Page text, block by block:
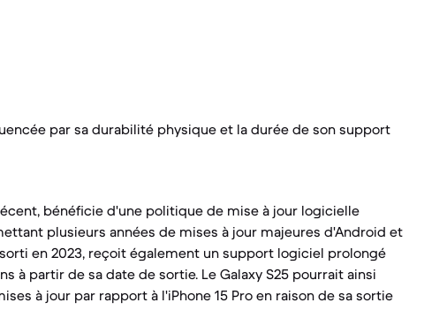
par sa durabilité physique et la durée de son support
bénéficie d'une politique de mise à jour logicielle
plusieurs années de mises à jour majeures d'Android et
en 2023, reçoit également un support logiciel prolongé
à partir de sa date de sortie. Le Galaxy S25 pourrait ainsi
à jour par rapport à l'iPhone 15 Pro en raison de sa sortie